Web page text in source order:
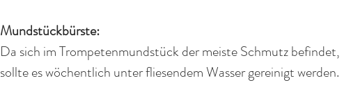
Mundstückbürste:
Da sich im Trompetenmundstück der meisteSchmutzbefindet,
sollte eswöchentlich unter fliesendem Wasser gereinigt werden.